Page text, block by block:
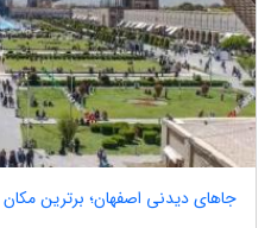
جاهای دیدنی اصفهان؛ برترین